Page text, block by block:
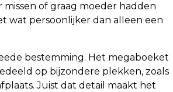
of graag moeder hadden
wat persoonlijker dan alleen een
bestemming. Het megaboeket
op bijzondere plekken, zoals
Juist dat detail maakt het